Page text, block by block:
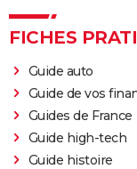
FICHES
Guide auto
Guide de vos
Guides de France
Guide high-tech
Guide histoire